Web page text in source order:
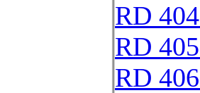
RD
RD
RD